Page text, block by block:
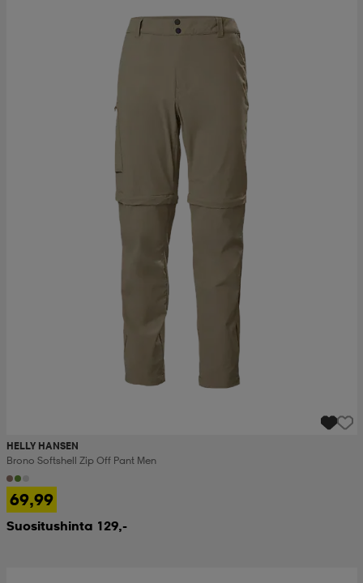
HELLY HANSEN
Brono Softshell Zip Off Pant Men
69,99
Suositushinta 129,-